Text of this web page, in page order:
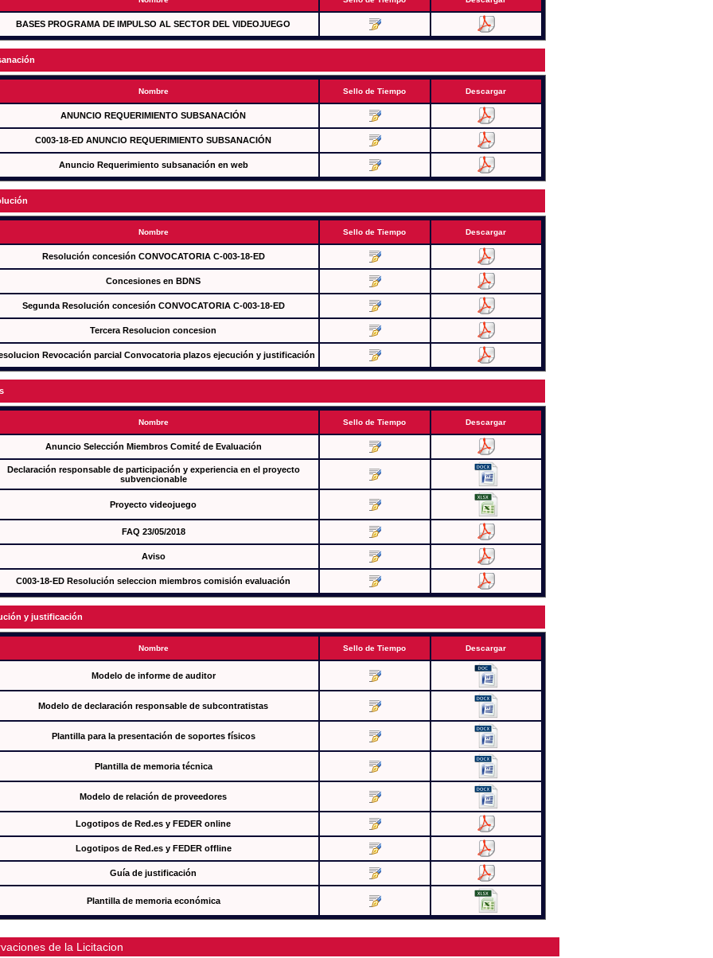
BASES PROGRAMA DE IMPULSO AL SECTOR DEL VIDEOJUEGO
Nombre Sello de Tiempo Descargar
ANUNCIO REQUERIMIENTO SUBSANACIÓN
C003-18-ED ANUNCIO REQUERIMIENTO SUBSANACIÓN
Anuncio Requerimiento subsanación en web
Nombre Sello de Tiempo Descargar
Resolución concesión CONVOCATORIA C-003-18-ED
Concesiones en BDNS
Segunda Resolución concesión CONVOCATORIA C-003-18-ED
Tercera Resolucion concesion
Revocación parcial Convocatoria plazos ejecución y justificación
Nombre Sello de Tiempo Descargar
Anuncio Selección Miembros Comité de Evaluación
Declaración responsable de participación y experiencia en el proyecto
subvencionable
Proyecto videojuego
FAQ 23/05/2018
Aviso
C003-18-ED Resolución seleccion miembros comisión evaluación
y justificación
Nombre Sello de Tiempo Descargar
Modelo de informe de auditor
Modelo de declaración responsable de subcontratistas
Plantilla para la presentación de soportes físicos
Plantilla de memoria técnica
Modelo de relación de proveedores
Logotipos de Red.es y FEDER online
Logotipos de Red.es y FEDER offline
Guía de justificación
Plantilla de memoria económica
de la Licitacion